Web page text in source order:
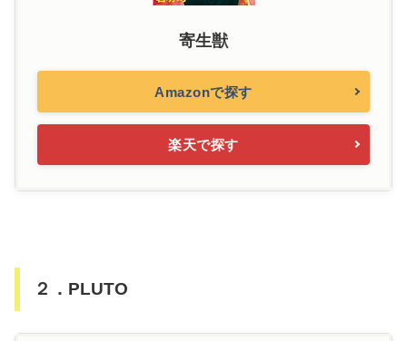
寄生獣
Amazonで探す
楽天で探す
２．PLUTO